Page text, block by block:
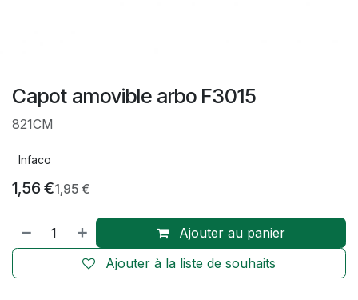
Capot amovible arbo F3015
821CM
Infaco
1,56 €1,95€
Ajouter au panier
Ajouter à la liste de souhaits